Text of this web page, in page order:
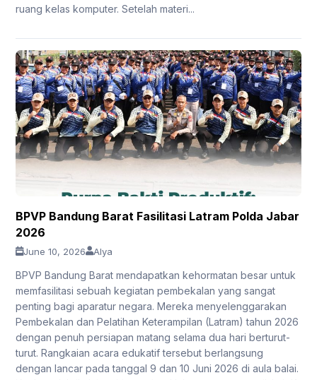
ruang kelas komputer. Setelah materi...
BPVP Bandung Barat Fasilitasi Latram Polda Jabar
2026
June 10, 2026 Alya
BPVP Bandung Barat mendapatkan kehormatan besar untuk
memfasilitasi sebuah kegiatan pembekalan yang sangat
penting bagi aparatur negara. Mereka menyelenggarakan
Pembekalan dan Pelatihan Keterampilan (Latram) tahun 2026
dengan penuh persiapan matang selama dua hari berturut-
turut. Rangkaian acara edukatif tersebut berlangsung
dengan lancar pada tanggal 9 dan 10 Juni 2026 di aula balai.